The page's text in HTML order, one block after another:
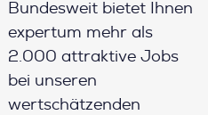
Bundesweit bietet Ihnen
expertum mehr als
2.000 attraktive Jobs
bei unseren
wertschätzenden